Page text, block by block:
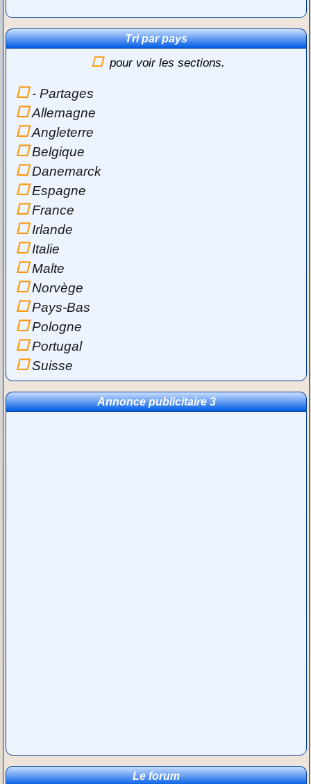
Tri par pays
pour voir les sections.
- Partages
Allemagne
Angleterre
Belgique
Danemarck
Espagne
France
Irlande
Italie
Malte
Norvège
Pays-Bas
Pologne
Portugal
Suisse
Annonce publicitaire 3
Le forum